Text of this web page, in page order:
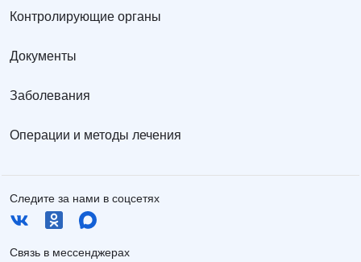
Контролирующие органы
Документы
Заболевания
Операции и методы лечения
Следите за нами в соцсетях
Связь в мессенджерах